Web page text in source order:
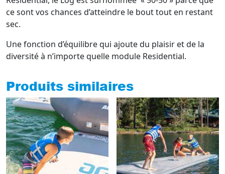
ce sont vos chances d’atteindre le bout tout en restant
sec.
Une fonction d’équilibre qui ajoute du plaisir et de la
diversité à n’importe quelle module Residential.
Produits similaires